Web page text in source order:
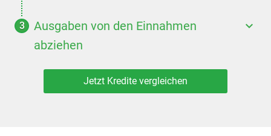
Ausgaben von den Einnahmen
abziehen
Jetzt Kredite vergleichen